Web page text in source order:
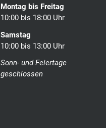
Montag bis Freitag
10:00 bis 18:00 Uhr
Samstag
10:00 bis 13:00 Uhr
Sonn- und Feiertage
geschlossen